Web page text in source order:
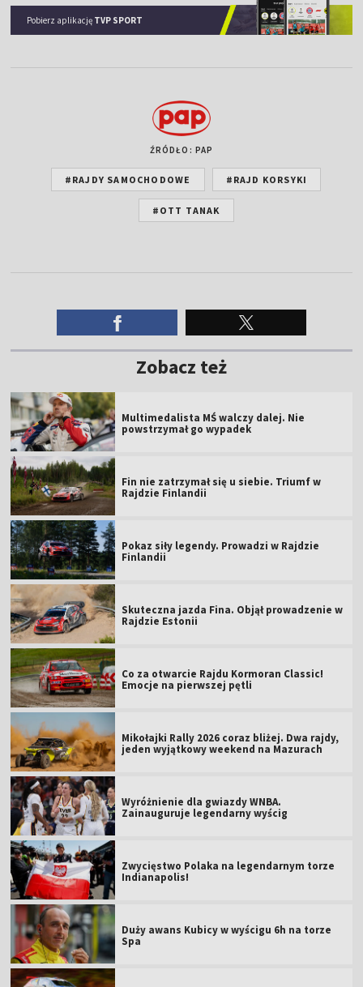
Pobierz aplikację TVP SPORT
ŹRÓDŁO: PAP
#RAJDY SAMOCHODOWE #RAJD KORSYKI
#OTT TANAK
Zobacz też
Multimedalista MŚ walczy dalej. Nie
powstrzymał go wypadek
Fin nie zatrzymał się u siebie. Triumf w
Rajdzie Finlandii
Pokaz siły legendy. Prowadzi w Rajdzie
Finlandii
Skuteczna jazda Fina. Objął prowadzenie w
Rajdzie Estonii
Co za otwarcie Rajdu Kormoran Classic!
Emocje na pierwszej pętli
Mikołajki Rally 2026 coraz bliżej. Dwa rajdy,
jeden wyjątkowy weekend na Mazurach
Wyróżnienie dla gwiazdy WNBA.
Zainauguruje legendarny wyścig
Zwycięstwo Polaka na legendarnym torze
Indianapolis!
Duży awans Kubicy w wyścigu 6h na torze
Spa